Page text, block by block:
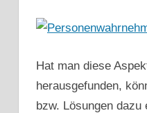
Hat man diese
herausgefunden,
bzw. Lösungen